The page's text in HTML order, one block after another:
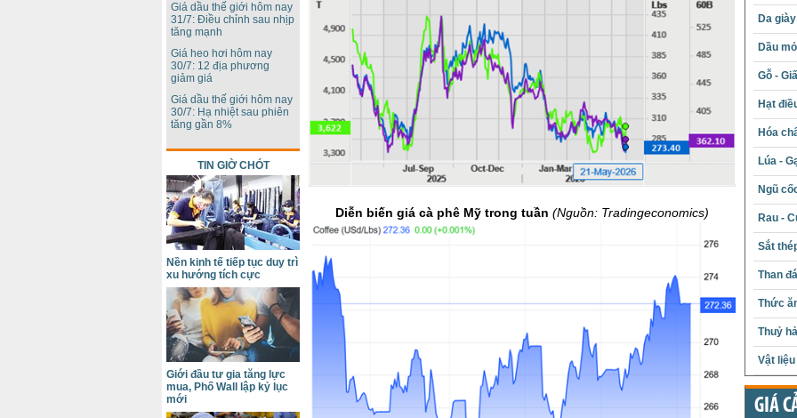
Diễn biến giá cà phê Mỹ trong tuần (Nguồn: Tradingeconomics)
Giá dầu thế giới hôm nay
31/7: Điều chỉnh sau nhịp
tăng mạnh
Giá heo hơi hôm nay
30/7: 12 địa phương
giảm giá
Giá dầu thế giới hôm nay
30/7: Hạ nhiệt sau phiên
tăng gần 8%
TIN GIỜ CHÓT
Nền kinh tế tiếp tục duy trì
xu hướng tích cực
Giới đầu tư gia tăng lực
mua, Phố Wall lập kỷ lục
mới
Da giày
Dầu
Gỗ -
Hạt
Hóa
Lúa -
Ngũ
Rau -
Sắt
Than đá
Thức
Thuỷ
Vật
GIÁ